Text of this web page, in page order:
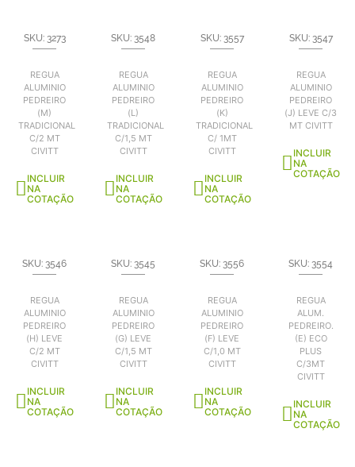
SKU: 3273
REGUA
ALUMINIO
PEDREIRO
(M)
TRADICIONAL
C/2 MT
CIVITT
INCLUIR
NA
COTAÇÃO
SKU: 3548
REGUA
ALUMINIO
PEDREIRO
(L)
TRADICIONAL
C/1,5 MT
CIVITT
INCLUIR
NA
COTAÇÃO
SKU: 3557
REGUA
ALUMINIO
PEDREIRO
(K)
TRADICIONAL
C/ 1MT
CIVITT
INCLUIR
NA
COTAÇÃO
SKU: 3547
REGUA
ALUMINIO
PEDREIRO
(J) LEVE C/3
MT CIVITT
INCLUIR
NA
COTAÇÃO
SKU: 3546
REGUA
ALUMINIO
PEDREIRO
(H) LEVE
C/2 MT
CIVITT
INCLUIR
NA
COTAÇÃO
SKU: 3545
REGUA
ALUMINIO
PEDREIRO
(G) LEVE
C/1,5 MT
CIVITT
INCLUIR
NA
COTAÇÃO
SKU: 3556
REGUA
ALUMINIO
PEDREIRO
(F) LEVE
C/1,0 MT
CIVITT
INCLUIR
NA
COTAÇÃO
SKU: 3554
REGUA
ALUM.
PEDREIRO.
(E) ECO
PLUS
C/3MT
CIVITT
INCLUIR
NA
COTAÇÃO